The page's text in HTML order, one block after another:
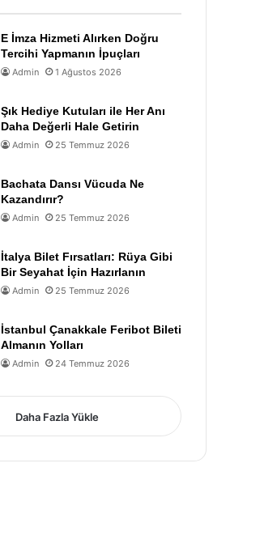
E İmza Hizmeti Alırken Doğru
Tercihi Yapmanın İpuçları
Admin 1 Ağustos 2026
Şık Hediye Kutuları ile Her Anı
Daha Değerli Hale Getirin
Admin 25 Temmuz 2026
Bachata Dansı Vücuda Ne
Kazandırır?
Admin 25 Temmuz 2026
İtalya Bilet Fırsatları: Rüya Gibi
Bir Seyahat İçin Hazırlanın
Admin 25 Temmuz 2026
İstanbul Çanakkale Feribot Bileti
Almanın Yolları
Admin 24 Temmuz 2026
Daha Fazla Yükle